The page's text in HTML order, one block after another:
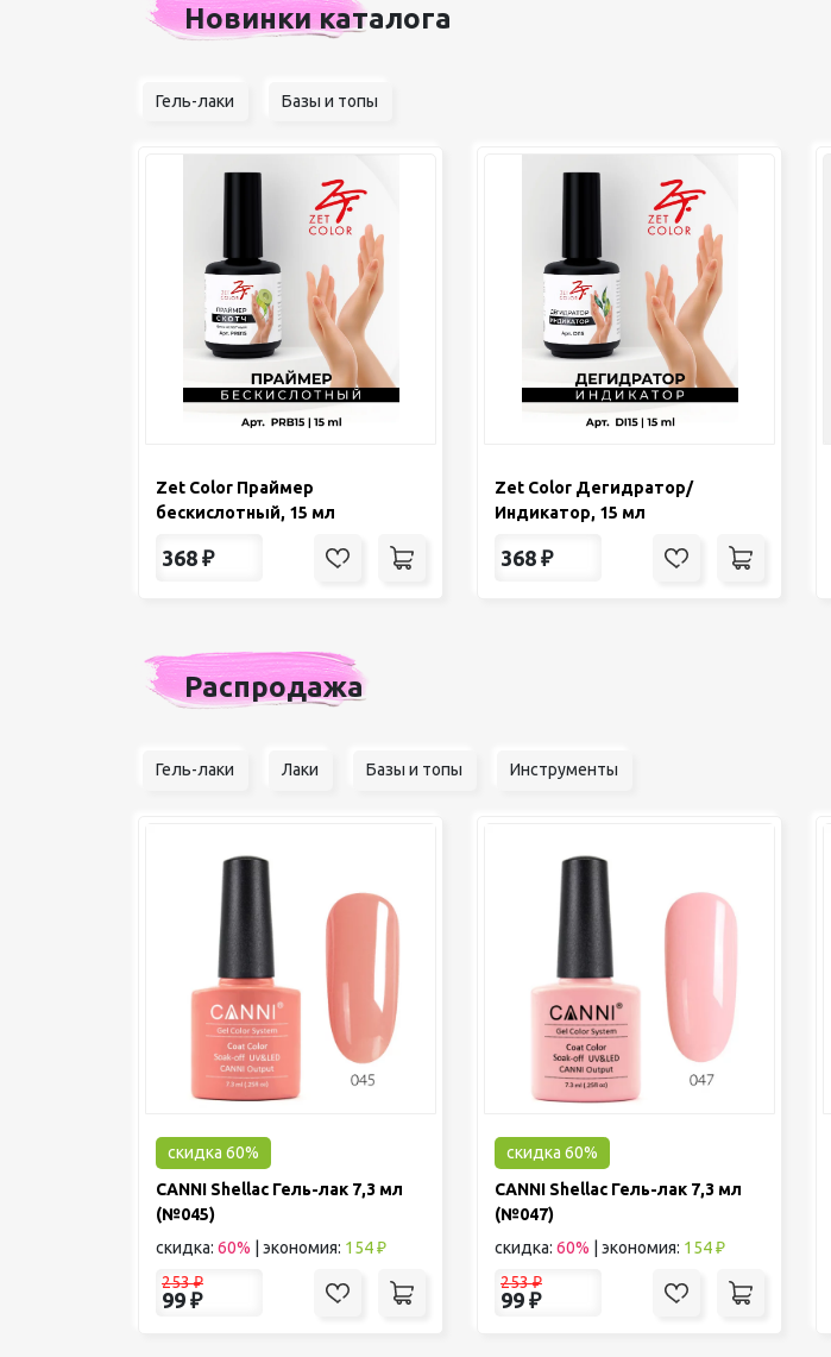
Новинки каталога
Гель-лаки Базы и топы
Zet Color Праймер
бескислотный, 15 мл
368 ₽
Zet Color Дегидратор/
Индикатор, 15 мл
368 ₽
Распродажа
Гель-лаки Лаки Базы и топы Инструменты
скидка 60%
CANNI Shellac Гель-лак 7,3 мл
(№045)
скидка: 60% | экономия: 154 ₽
253₽
99 ₽
скидка 60%
CANNI Shellac Гель-лак 7,3 мл
(№047)
скидка: 60% | экономия: 154 ₽
253₽
99 ₽